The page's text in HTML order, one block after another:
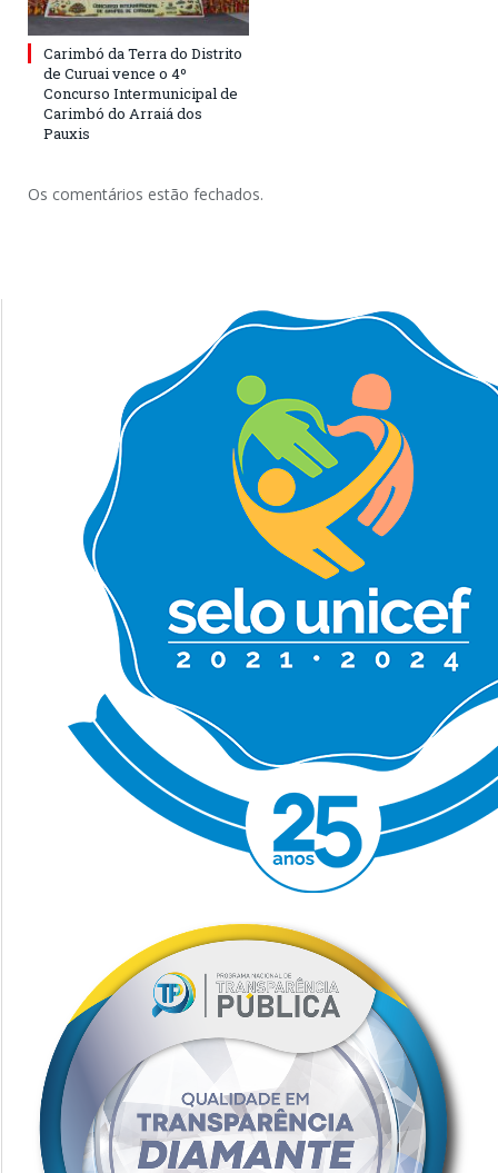
Carimbó da Terra do Distrito
de Curuai vence o 4º
Concurso Intermunicipal de
Carimbó do Arraiá dos
Pauxis
Os comentários estão fechados.